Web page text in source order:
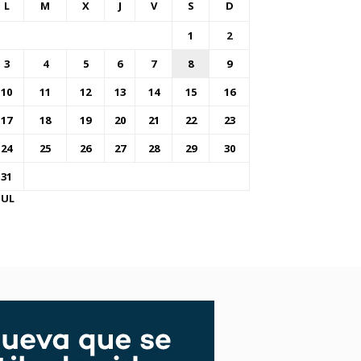
L M X J V S D
1
2
3
4 5 6 7 8
9
10
11 12 13 14 15
16
17
18 19 20 21 22
23
24
25 26 27 28 29
30
31